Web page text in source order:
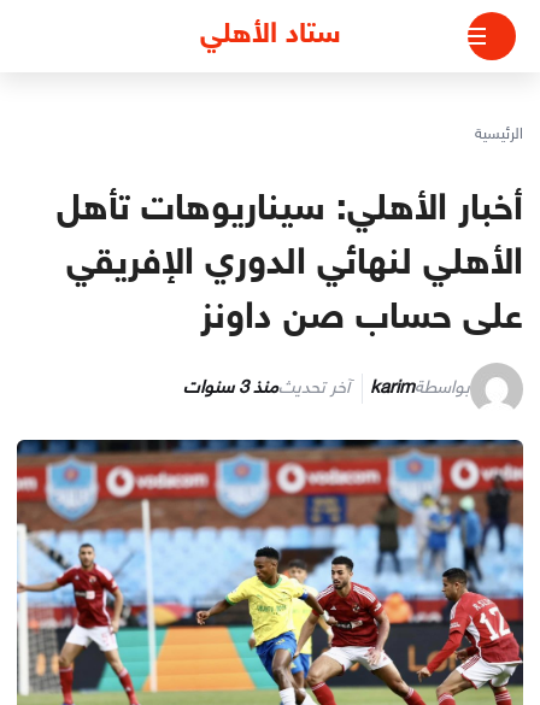
التجاوز
المحتوى
ستاد الأهلي
الرئيسية
أخبار الأهلي: سيناريوهات تأهل
الأهلي لنهائي الدوري الإفريقي
على حساب صن داونز
بواسطةkarim آخر تحديثمنذ 3 سنوات